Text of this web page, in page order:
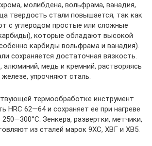
молибдена, вольфрама, ванадия,
твердость стали повышается, так как
с углеродом простые или сложные
которые обладают высокой
карбиды вольфрама и ванадия).
сохраняется достаточная вязкость.
алюминий, медь и кремний, растворяясь
железе, упрочняют сталь.
термообработке инструмент
HRC 62—64 и сохраняет ее при нагреве
Зенкера, развертки, метчики,
из сталей марок 9ХС, ХВГ и ХВ5.